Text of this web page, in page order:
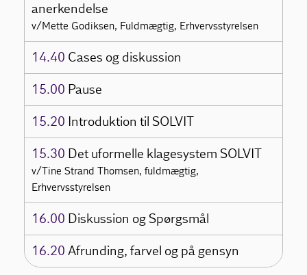
anerkendelse
v/Mette Godiksen, Fuldmægtig, Erhvervsstyrelsen
14.40 Cases og diskussion
15.00 Pause
15.20 Introduktion til SOLVIT
15.30 Det uformelle klagesystem SOLVIT
v/Tine Strand Thomsen, fuldmægtig,
Erhvervsstyrelsen
16.00 Diskussion og Spørgsmål
16.20 Afrunding, farvel og på gensyn